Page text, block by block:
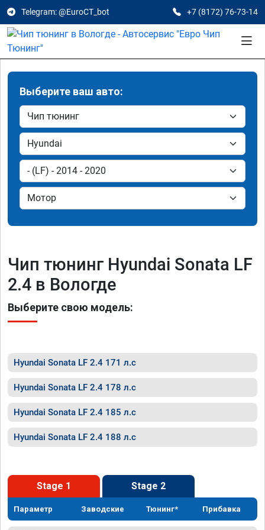
Telegram: @EuroCT_bot +7 (8172) 76-73-14
Выберите ваш авто:
Чип тюнинг Hyundai Sonata LF
2.4 в Вологде
Выберите свою модель:
Hyundai Sonata LF 2.4 171 л.с
Hyundai Sonata LF 2.4 178 л.с
Hyundai Sonata LF 2.4 185 л.с
Hyundai Sonata LF 2.4 188 л.с
Stage 1 Stage 2
Параметр Заводские Тюнинг* Прибавка